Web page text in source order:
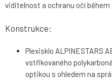
viditelnost a ochranu očí během
Konstrukce:
Plexisklo ALPINESTARS
vstřikovaného
optikou s ohledem na